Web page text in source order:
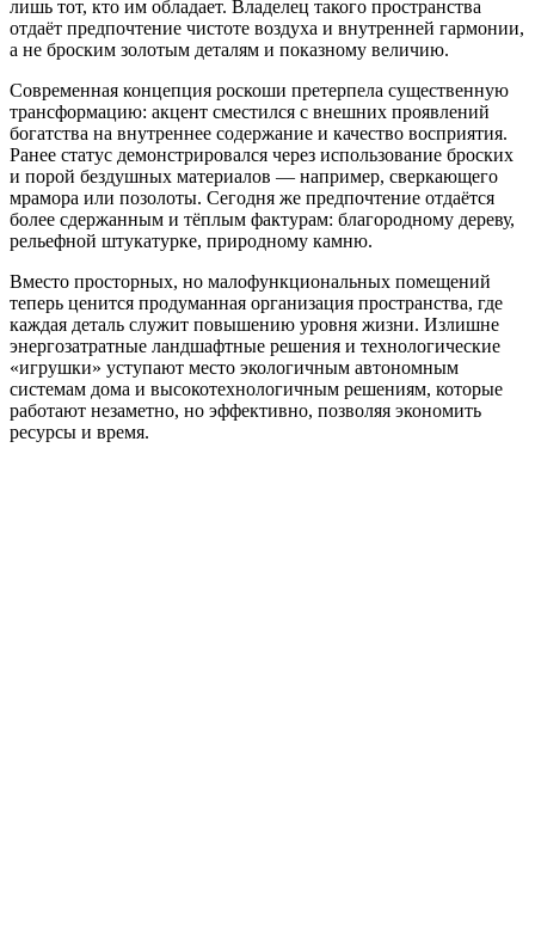
лишь тот, кто им обладает. Владелец такого пространства
отдаёт предпочтение чистоте воздуха и внутренней гармонии,
а не броским золотым деталям и показному величию.
Современная концепция роскоши претерпела существенную
трансформацию: акцент сместился с внешних проявлений
богатства на внутреннее содержание и качество восприятия.
Ранее статус демонстрировался через использование броских
и порой бездушных материалов — например, сверкающего
мрамора или позолоты. Сегодня же предпочтение отдаётся
более сдержанным и тёплым фактурам: благородному дереву,
рельефной штукатурке, природному камню.
Вместо просторных, но малофункциональных помещений
теперь ценится продуманная организация пространства, где
каждая деталь служит повышению уровня жизни. Излишне
энергозатратные ландшафтные решения и технологические
«игрушки» уступают место экологичным автономным
системам дома и высокотехнологичным решениям, которые
работают незаметно, но эффективно, позволяя экономить
ресурсы и время.